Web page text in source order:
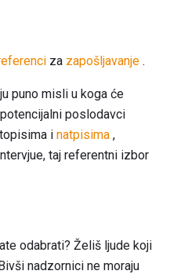
za zapošljavanje .
puno misli u koga će
poslodavci
i natpisima ,
taj referentni izbor
odabrati? Želiš ljude koji
nadzornici ne moraju